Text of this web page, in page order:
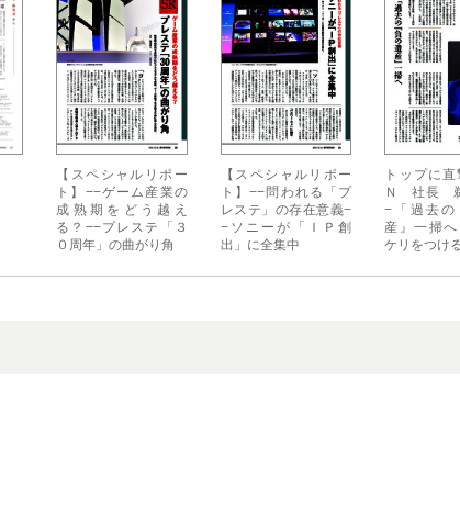
【スペシャルリポー
ト】−−ゲーム産業の
成熟期をどう越え
る？−−プレステ「３
０周年」の曲がり角
【スペシャルリポー
ト】−−問われる「プ
レステ」の存在意義−
−ソニーが「ＩＰ創
出」に全集中
トップに
Ｎ 社長
−「過去の
産』一掃
ケリをつける